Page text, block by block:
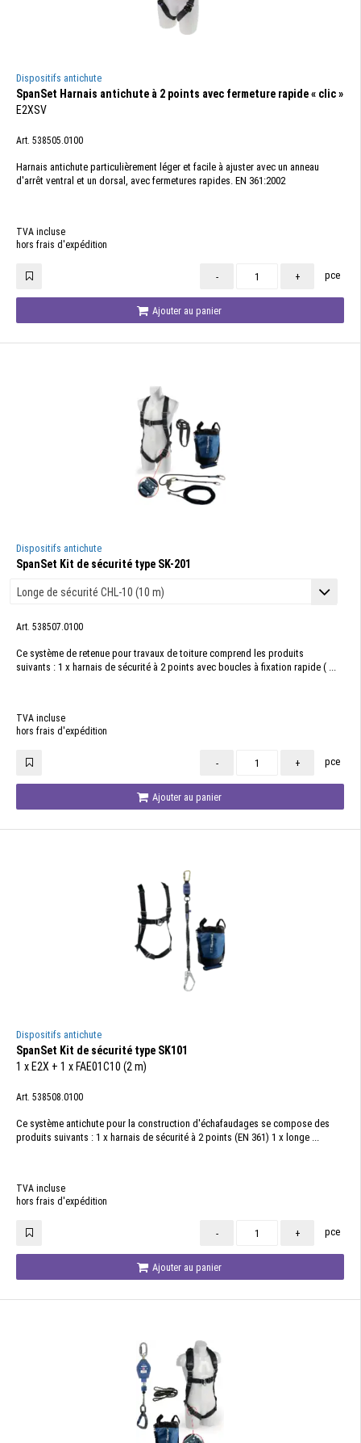
Dispositifs antichute
SpanSet Harnais antichute à 2 points avec fermeture rapide « clic »
E2XSV
Art. 538505.0100
Harnais antichute particulièrement léger et facile à ajuster avec un anneau
d'arrêt ventral et un dorsal, avec fermetures rapides. EN 361:2002
TVA incluse
hors frais d'expédition
- + pce
Ajouter au panier
Dispositifs antichute
SpanSet Kit de sécurité type SK-201
Art. 538507.0100
Ce système de retenue pour travaux de toiture comprend les produits
suivants : 1 x harnais de sécurité à 2 points avec boucles à fixation rapide ( ...
TVA incluse
hors frais d'expédition
- + pce
Ajouter au panier
Dispositifs antichute
SpanSet Kit de sécurité type SK101
1 x E2X + 1 x FAE01C10 (2 m)
Art. 538508.0100
Ce système antichute pour la construction d'échafaudages se compose des
produits suivants : 1 x harnais de sécurité à 2 points (EN 361) 1 x longe ...
TVA incluse
hors frais d'expédition
- + pce
Ajouter au panier